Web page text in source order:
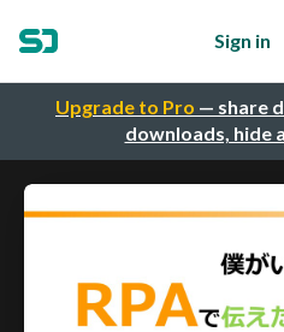
Upgrade to Pro — share
downloads, hide
Sign in